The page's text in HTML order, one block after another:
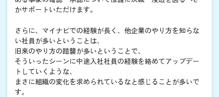
かサポートいただけます。
さらに、マイナビでの経験が長く、他企業のやり方を知らな
い社員が多いということは、
旧来のやり方の踏襲が多いということで、
そういったシーンに中途入社社員の経験を絡めてアップデー
トしていくような、
まさに組織の変化を求められているなと感じることが多いで
す。